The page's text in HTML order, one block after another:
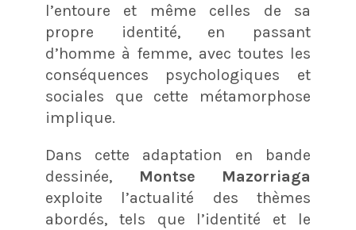
l’entoure et même celles de sa
propre identité, en passant
d’homme à femme, avec toutes les
conséquences psychologiques et
sociales que cette métamorphose
implique.
Dans cette adaptation en bande
dessinée,
Montse Mazorriaga
exploite l’actualité des thèmes
abordés, tels que l’identité et le